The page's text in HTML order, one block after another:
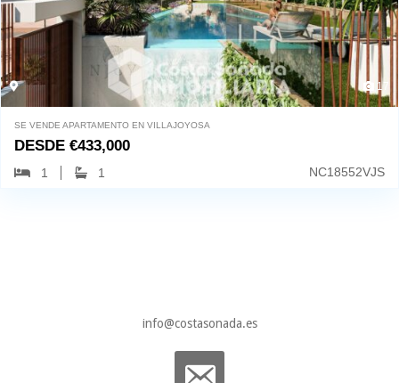
17
SE VENDE APARTAMENTO EN VILLAJOYOSA
DESDE €433,000
1 1 NC18552VJS
info@costasonada.es